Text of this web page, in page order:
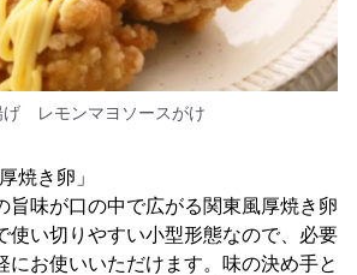
げ レモンマヨソースがけ
焼き卵」
旨味が口の中で広がる関東風厚焼き卵
使い切りやすい小型形態なので、必要
にお使いいただけます。味の決め手と